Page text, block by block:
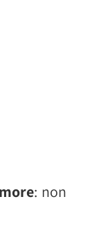
: non